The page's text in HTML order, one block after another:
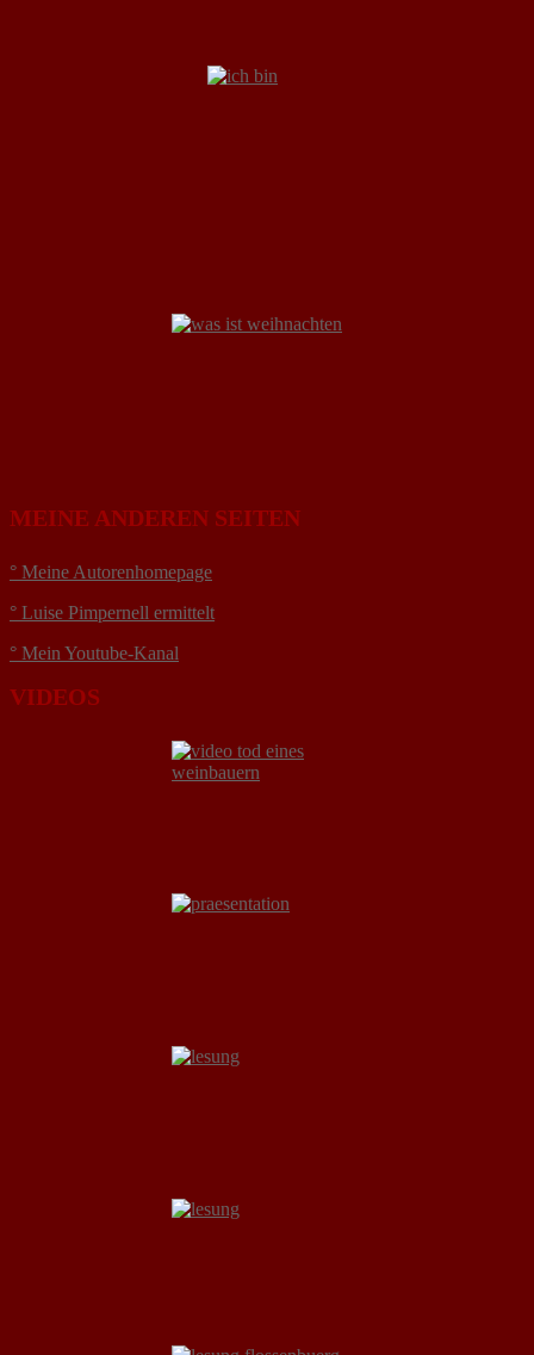
MEINE ANDEREN SEITEN
° Meine Autorenhomepage
° Luise Pimpernell ermittelt
° Mein Youtube-Kanal
VIDEOS